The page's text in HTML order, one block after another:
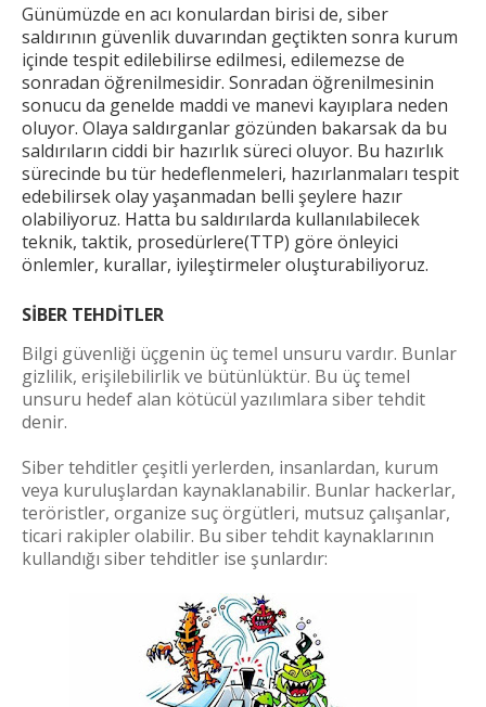
Günümüzde en acı konulardan birisi de, siber
saldırının güvenlik duvarından geçtikten sonra kurum
içinde tespit edilebilirse edilmesi, edilemezse de
sonradan öğrenilmesidir. Sonradan öğrenilmesinin
sonucu da genelde maddi ve manevi kayıplara neden
oluyor. Olaya saldırganlar gözünden bakarsak da bu
saldırıların ciddi bir hazırlık süreci oluyor. Bu hazırlık
sürecinde bu tür hedeflenmeleri, hazırlanmaları tespit
edebilirsek olay yaşanmadan belli şeylere hazır
olabiliyoruz. Hatta bu saldırılarda kullanılabilecek
teknik, taktik, prosedürlere(TTP) göre önleyici
önlemler, kurallar, iyileştirmeler oluşturabiliyoruz.
SİBER TEHDİTLER
Bilgi güvenliği üçgenin üç temel unsuru vardır. Bunlar
gizlilik, erişilebilirlik ve bütünlüktür. Bu üç temel
unsuru hedef alan kötücül yazılımlara siber tehdit
denir.
Siber tehditler çeşitli yerlerden, insanlardan, kurum
veya kuruluşlardan kaynaklanabilir. Bunlar hackerlar,
teröristler, organize suç örgütleri, mutsuz çalışanlar,
ticari rakipler olabilir. Bu siber tehdit kaynaklarının
kullandığı siber tehditler ise şunlardır: